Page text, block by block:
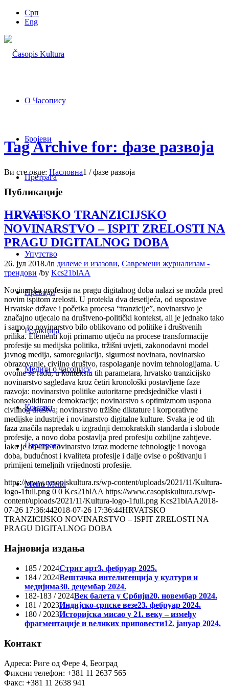
Срп
Eng
О Часопису
Бројеви
Претрага
Вести
Упутство
Преводи
Редакција
Медији о часопису
Контакт
Птретрага
Menu Menu
Tag Archive for: фазе развоја
Ви сте овде: Насловна1 / фазе развоја
Публикације
HRVATSKO TRANZICIJSKO
NOVINARSTVO – ISPIT ZRELOSTI NA
PRAGU DIGITALNOG DOBA
26. јул 2018./in дилеме и изазови, Савремени журнализам -
трендови /by Kcs21blAA
Novinarska profesija na pragu digitalnog doba nalazi se možda pred
novim ispitom zrelosti. U protekla dva desetljeća, od uspostave
Hrvatske države i početka procesa “tranzicije”, novinarstvo je
značajno utjecalo na društveno-politički kontekst, ali je jednako tako
i samo to novinarstvo bilo oblikovano od politike i društvenih
prilika. Elementi koji primarno utječu na procese transformacije
profesije su medijska politika, tržišni uvjeti, zakonodavni model
javnog medija, samoregulacija, sigurnost novinara, novinarsko
obrazovanje, civilno društvo, raspolaganje novim tehnologijama. U
ovome se radu, u kontekstu tih parametara, hrvatsko tranzicijsko
novinarstvo sagledava kroz četiri kronološki postavljene faze
razvoja: novinarstvo politike autoritarne predsjedničke vlasti i
nekonsolidirane demokracije; novinarstvo s optimizmom uspona
civilnog društva; novinarstvo tržišne diktature i korporativne
medijske industrije i novinarstvo digitalne kulture. Svaka je od tih
faza značila napredak u izgradnji demokratskih standarda i slobode
profesije, a novo doba postavlja pred profesiju ozbiljne zahtjeve.
Iako je on-line novinarstvo izraz moderne tehnologije i novoga
doba, budućnost i kvaliteta profesije i dalje ovise o poštivanju i
primijeni temeljnih vrijednosti profesije.
https://www.casopiskultura.rs/wp-content/uploads/2021/11/Kultura-
logo-1full.png 0 0 Kcs21blAA https://www.casopiskultura.rs/wp-
content/uploads/2021/11/Kultura-logo-1full.png Kcs21blAA2018-
07-26 17:36:442018-07-26 17:36:44HRVATSKO
TRANZICIJSKO NOVINARSTVO – ISPIT ZRELOSTI NA
PRAGU DIGITALNOG DOBA
Најновија издања
185 / 2024Стрит арт3. фебруар 2025.
184 / 2024Вештачка интелигенција у култури и
медијима30. децембар 2024.
182-183 / 2024Век балета у Србији20. новембар 2024.
181 / 2023Индијско-српске везе23. фебруар 2024.
180 / 2023Историјска мисао у 21. веку – између
фрагментације и великих приповести12. јануар 2024.
Контакт
Адреса: Риге од Фере 4, Београд
Фиксни телефон: +381 11 2637 565
Факс: +381 11 2638 941